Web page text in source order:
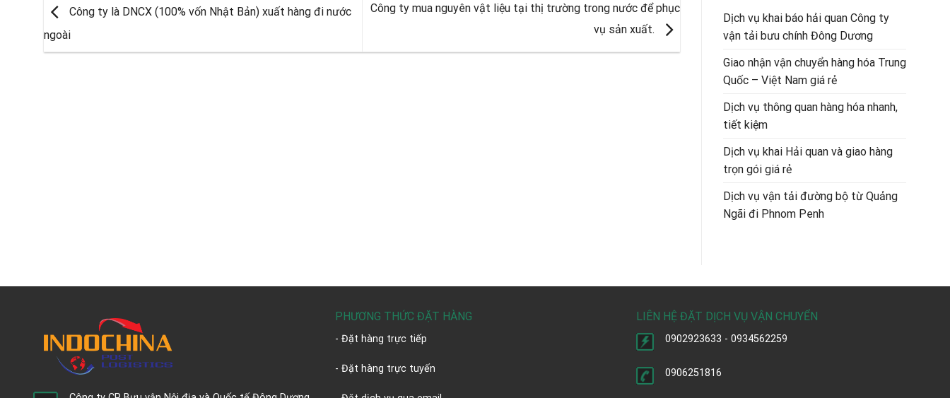
Công ty là DNCX (100% vốn Nhật Bản) xuất hàng đi nước
ngoài
Công ty mua nguyên vật liệu tại thị trường trong nước để phục
vụ sản xuất.
Dịch vụ khai báo hải quan Công ty
vận tải bưu chính Đông Dương
Giao nhận vận chuyển hàng hóa Trung
Quốc – Việt Nam giá rẻ
Dịch vụ thông quan hàng hóa nhanh,
tiết kiệm
Dịch vụ khai Hải quan và giao hàng
trọn gói giá rẻ
Dịch vụ vận tải đường bộ từ Quảng
Ngãi đi Phnom Penh
PHƯƠNG THỨC ĐẶT HÀNG
- Đặt hàng trực tiếp
- Đặt hàng trực tuyến
LIÊN HỆ ĐẶT DỊCH VỤ VẬN CHUYỂN
0902923633 - 0934562259
0906251816